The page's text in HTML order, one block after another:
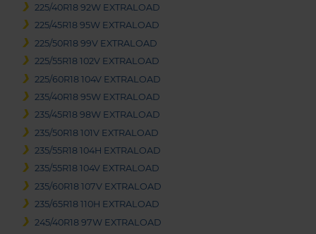
225/40R18 92W EXTRALOAD
225/45R18 95W EXTRALOAD
225/50R18 99V EXTRALOAD
225/55R18 102V EXTRALOAD
225/60R18 104V EXTRALOAD
235/40R18 95W EXTRALOAD
235/45R18 98W EXTRALOAD
235/50R18 101V EXTRALOAD
235/55R18 104H EXTRALOAD
235/55R18 104V EXTRALOAD
235/60R18 107V EXTRALOAD
235/65R18 110H EXTRALOAD
245/40R18 97W EXTRALOAD